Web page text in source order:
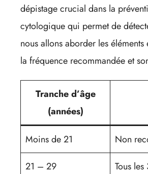
dépistage crucial dans la
cytologique qui permet de
nous allons aborder les
la fréquence recommandée et
Tranche d’âge
(années)
Moins de 21 Non
21 – 29 Tous les